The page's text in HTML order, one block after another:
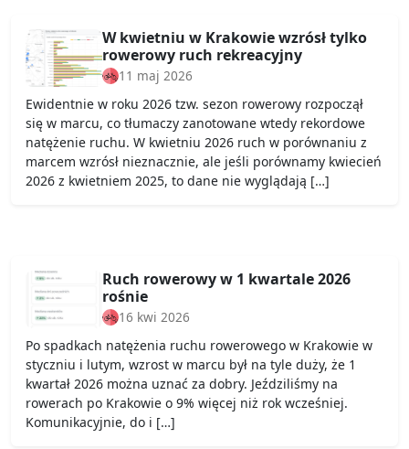
W kwietniu w Krakowie wzrósł tylko
rowerowy ruch rekreacyjny
11 maj 2026
Ewidentnie w roku 2026 tzw. sezon rowerowy rozpoczął
się w marcu, co tłumaczy zanotowane wtedy rekordowe
natężenie ruchu. W kwietniu 2026 ruch w porównaniu z
marcem wzrósł nieznacznie, ale jeśli porównamy kwiecień
2026 z kwietniem 2025, to dane nie wyglądają […]
Ruch rowerowy w 1 kwartale 2026
rośnie
16 kwi 2026
Po spadkach natężenia ruchu rowerowego w Krakowie w
styczniu i lutym, wzrost w marcu był na tyle duży, że 1
kwartał 2026 można uznać za dobry. Jeździliśmy na
rowerach po Krakowie o 9% więcej niż rok wcześniej.
Komunikacyjnie, do i […]